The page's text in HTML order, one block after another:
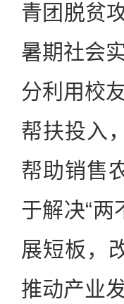
青团脱贫
暑期社会
分利用校
帮扶投入
帮助销售
于解决“两
展短板，
推动产业